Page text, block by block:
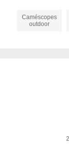
Caméscopes
outdoor